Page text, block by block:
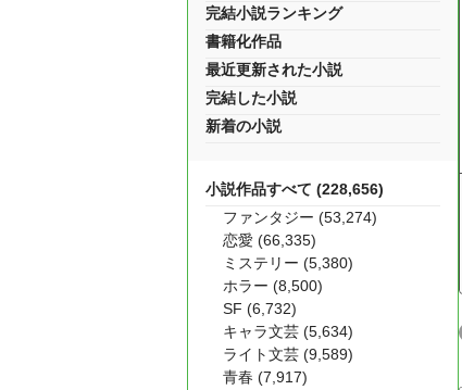
完結小説ランキング
書籍化作品
最近更新された小説
完結した小説
新着の小説
小説作品すべて (228,656)
ファンタジー (53,274)
恋愛 (66,335)
ミステリー (5,380)
ホラー (8,500)
SF (6,732)
キャラ文芸 (5,634)
ライト文芸 (9,589)
青春 (7,917)